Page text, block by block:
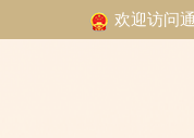
欢迎访问